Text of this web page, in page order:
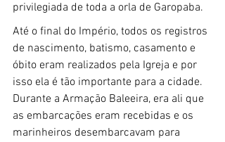
privilegiada de toda a orla de Garopaba.
Até o final do Império, todos os registros
de nascimento, batismo, casamento e
óbito eram realizados pela Igreja e por
isso ela é tão importante para a cidade.
Durante a Armação Baleeira, era ali que
as embarcações eram recebidas e os
marinheiros desembarcavam para